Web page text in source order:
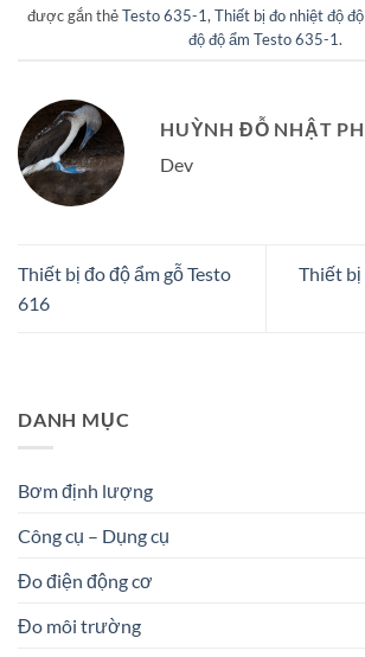
được gắn thẻTesto 635-1, Thiết bị đo nhiệt độ
độ độ ẩm Testo 635-1.
HUỲNH ĐỖ NHẬT
Dev
Thiết bị đo độ ẩm gỗ Testo
616
Thiết bị
DANH MỤC
Bơm định lượng
Công cụ – Dụng cụ
Đo điện động cơ
Đo môi trường